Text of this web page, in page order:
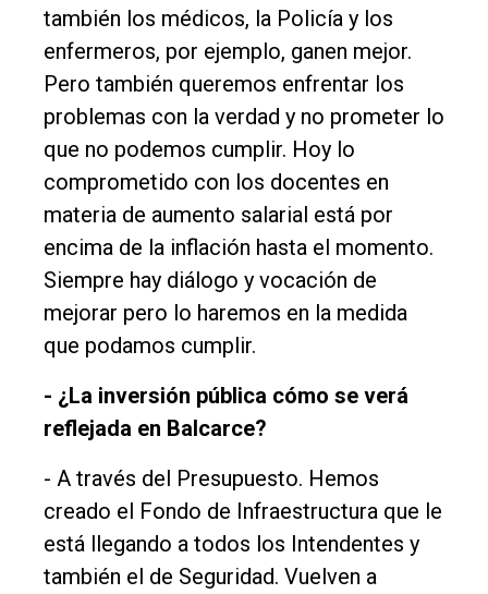
también los médicos, la Policía y los
enfermeros, por ejemplo, ganen mejor.
Pero también queremos enfrentar los
problemas con la verdad y no prometer lo
que no podemos cumplir. Hoy lo
comprometido con los docentes en
materia de aumento salarial está por
encima de la inflación hasta el momento.
Siempre hay diálogo y vocación de
mejorar pero lo haremos en la medida
que podamos cumplir.
- ¿La inversión pública cómo se verá
reflejada en Balcarce?
- A través del Presupuesto. Hemos
creado el Fondo de Infraestructura que le
está llegando a todos los Intendentes y
también el de Seguridad. Vuelven a